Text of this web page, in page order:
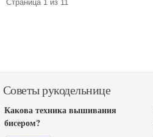
Страница 1 из 11
Советы рукодельнице
Какова техника вышивания
бисером?